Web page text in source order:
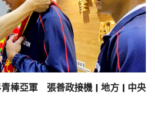
青棒亞軍 張善政接機 | 地方 | 中央